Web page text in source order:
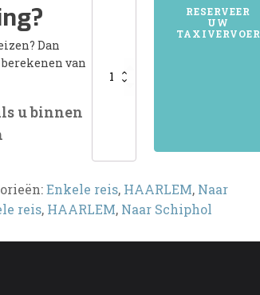
Dan
van
u binnen
RESERVEER
UW
TAXIVERVOER
Enkele reis, HAARLEM, Naar
reis, HAARLEM, Naar Schiphol